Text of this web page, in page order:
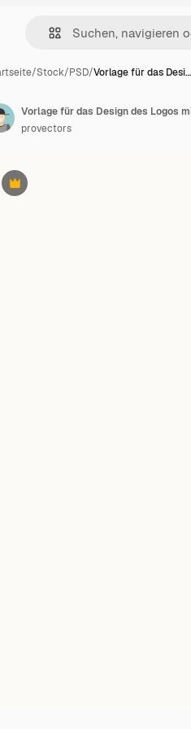
/Stock/PSD/Vorlage für das Desi…
Premium
provectors